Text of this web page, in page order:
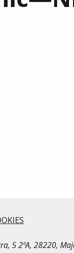
5 2ºA, 28220,